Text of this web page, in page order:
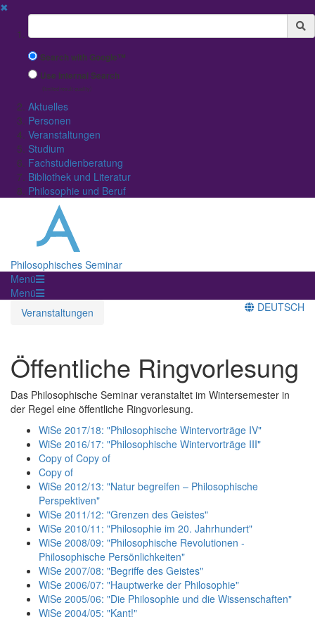
✖
Suchbegriff
Search with Google™
Use Internal Search
(limited result quality)
Aktuelles
Personen
Veranstaltungen
Studium
Fachstudienberatung
Bibliothek und Literatur
Philosophie und Beruf
Philosophisches Seminar
Menü
Menü
Veranstaltungen
DEUTSCH
Öffentliche Ringvorlesung
Das Philosophische Seminar veranstaltet im Wintersemester in
der Regel eine öffentliche Ringvorlesung.
WiSe 2017/18: "Philosophische Wintervorträge IV"
WiSe 2016/17: "Philosophische Wintervorträge III"
Copy of Copy of
Copy of
WiSe 2012/13: "Natur begreifen – Philosophische
Perspektiven"
WiSe 2011/12: "Grenzen des Geistes"
WiSe 2010/11: "Philosophie im 20. Jahrhundert"
WiSe 2008/09: "Philosophische Revolutionen -
Philosophische Persönlichkeiten"
WiSe 2007/08: "Begriffe des Geistes"
WiSe 2006/07: "Hauptwerke der Philosophie"
WiSe 2005/06: "Die Philosophie und die Wissenschaften"
WiSe 2004/05: "Kant!"